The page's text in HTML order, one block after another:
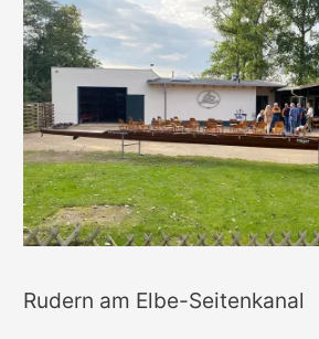
Rudern am Elbe-Seitenkanal